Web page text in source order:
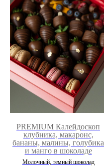
PREMIUM Калейдоскоп
клубника, макаронс,
бананы, малины, голубика
и манго в шоколаде
Молочный, темный шоколад